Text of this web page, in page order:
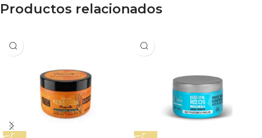
Productos relacionados